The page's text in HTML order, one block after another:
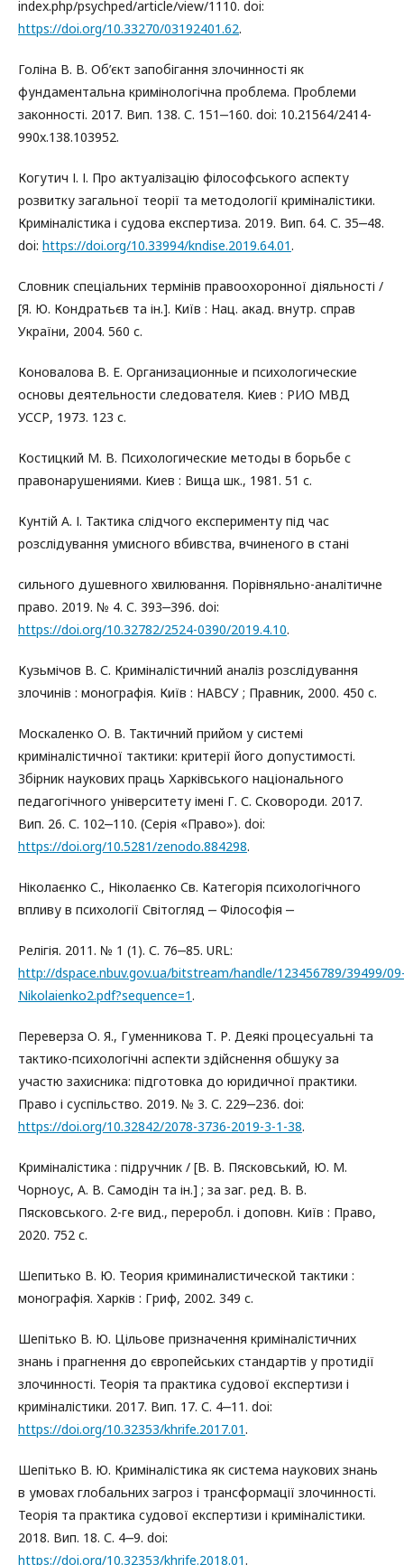
index.php/psychped/article/view/1110. doi:
https://doi.org/10.33270/03192401.62.
Голіна В. В. Об’єкт запобігання злочинності як
фундаментальна кримінологічна проблема. Проблеми
законності. 2017. Вип. 138. С. 151‒160. doi: 10.21564/2414-
990x.138.103952.
Когутич І. І. Про актуалізацію філософського аспекту
розвитку загальної теорії та методології криміналістики.
Криміналістика і судова експертиза. 2019. Вип. 64. С. 35‒48.
doi: https://doi.org/10.33994/kndise.2019.64.01.
Словник спеціальних термінів правоохоронної діяльності /
[Я. Ю. Кондратьєв та ін.]. Київ : Нац. акад. внутр. справ
України, 2004. 560 с.
Коновалова В. Е. Организационные и психологические
основы деятельности следователя. Киев : РИО МВД
УССР, 1973. 123 с.
Костицкий М. В. Психологические методы в борьбе с
правонарушениями. Киев : Вища шк., 1981. 51 с.
Кунтій А. І. Тактика слідчого експерименту під час
розслідування умисного вбивства, вчиненого в стані
сильного душевного хвилювання. Порівняльно-аналітичне
право. 2019. № 4. С. 393‒396. doi:
https://doi.org/10.32782/2524-0390/2019.4.10.
Кузьмічов В. С. Криміналістичний аналіз розслідування
злочинів : монографія. Київ : НАВСУ ; Правник, 2000. 450 с.
Москаленко О. В. Тактичний прийом у системі
криміналістичної тактики: критерії його допустимості.
Збірник наукових праць Харківського національного
педагогічного університету імені Г. С. Сковороди. 2017.
Вип. 26. С. 102‒110. (Серія «Право»). doi:
https://doi.org/10.5281/zenodo.884298.
Ніколаєнко С., Ніколаєнко Св. Категорія психологічного
впливу в психології Світогляд ‒ Філософія ‒
Релігія. 2011. № 1 (1). С. 76‒85. URL:
http://dspace.nbuv.gov.ua/bitstream/handle/123456789/39499/
Nikolaienko2.pdf?sequence=1.
Переверза О. Я., Гуменникова Т. Р. Деякі процесуальні та
тактико-психологічні аспекти здійснення обшуку за
участю захисника: підготовка до юридичної практики.
Право і суспільство. 2019. № 3. С. 229‒236. doi:
https://doi.org/10.32842/2078-3736-2019-3-1-38.
Криміналістика : підручник / [В. В. Пясковський, Ю. М.
Чорноус, А. В. Самодін та ін.] ; за заг. ред. В. В.
Пясковського. 2-ге вид., переробл. і доповн. Київ : Право,
2020. 752 с.
Шепитько В. Ю. Теория криминалистической тактики :
монографія. Харків : Гриф, 2002. 349 с.
Шепітько В. Ю. Цільове призначення криміналістичних
знань і прагнення до європейських стандартів у протидії
злочинності. Теорія та практика судової експертизи і
криміналістики. 2017. Вип. 17. С. 4‒11. doi:
https://doi.org/10.32353/khrife.2017.01.
Шепітько В. Ю. Криміналістика як система наукових знань
в умовах глобальних загроз і трансформації злочинності.
Теорія та практика судової експертизи і криміналістики.
2018. Вип. 18. С. 4‒9. doi:
https://doi.org/10.32353/khrife.2018.01.